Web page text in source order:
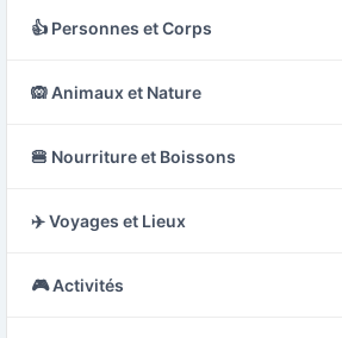
👍 Personnes et Corps
🙉 Animaux et Nature
🍔 Nourriture et Boissons
✈️ Voyages et Lieux
🎮 Activités